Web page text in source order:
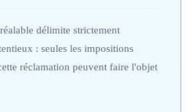
délimite strictement
: seules les impositions
réclamation peuvent faire l'objet